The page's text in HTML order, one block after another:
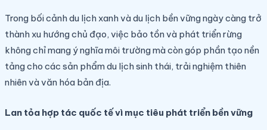
Trong bối cảnh du lịch xanh và du lịch bền vững ngày càng trở
thành xu hướng chủ đạo, việc bảo tồn và phát triển rừng
không chỉ mang ý nghĩa môi trường mà còn góp phần tạo nền
tảng cho các sản phẩm du lịch sinh thái, trải nghiệm thiên
nhiên và văn hóa bản địa.
Lan tỏa hợp tác quốc tế vì mục tiêu phát triển bền vững